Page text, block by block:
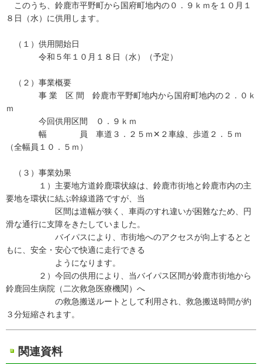
このうち、鈴鹿市平野町から国府町地内の０．９ｋｍを１０月１
８日（水）に供用します。
（１）供用開始日
令和５年１０月１８日（水）（予定）
（２）事業概要
事 業 区 間 鈴鹿市平野町地内から国府町地内の２．０ｋ
ｍ
今回供用区間 ０．９ｋｍ
幅 員 車道３．２５ｍ✕２車線、歩道２．５ｍ
（全幅員１０．５ｍ）
（３）事業効果
１）主要地方道鈴鹿環状線は、鈴鹿市街地と鈴鹿市内の主
要地を環状に結ぶ幹線道路ですが、当
区間は道幅が狭く、車両のすれ違いが困難なため、円
滑な通行に支障をきたしていました。
バイパスにより、市街地へのアクセスが向上するとと
もに、安全・安心で快適に走行できる
ようになります。
２）今回の供用により、当バイパス区間が鈴鹿市街地から
鈴鹿回生病院（二次救急医療機関）へ
の救急搬送ルートとして利用され、救急搬送時間が約
３分短縮されます。
関連資料